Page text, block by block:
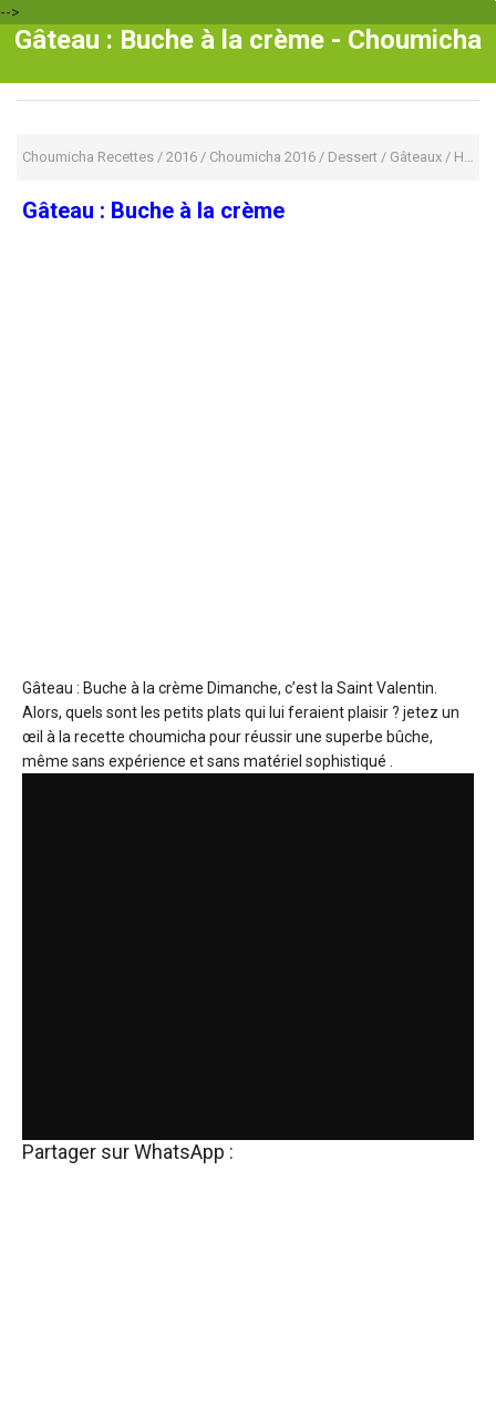
-->
Gâteau : Buche à la crème - Choumicha
Choumicha Recettes / 2016 / Choumicha 2016 / Dessert / Gâteaux / HALAWIYAT
Gâteau : Buche à la crème
Gâteau : Buche à la crème Dimanche, c’est la Saint Valentin.
Alors, quels sont les petits plats qui lui feraient plaisir ? jetez un
œil à la recette choumicha pour réussir une superbe bûche,
même sans expérience et sans matériel sophistiqué .
Partager sur WhatsApp :